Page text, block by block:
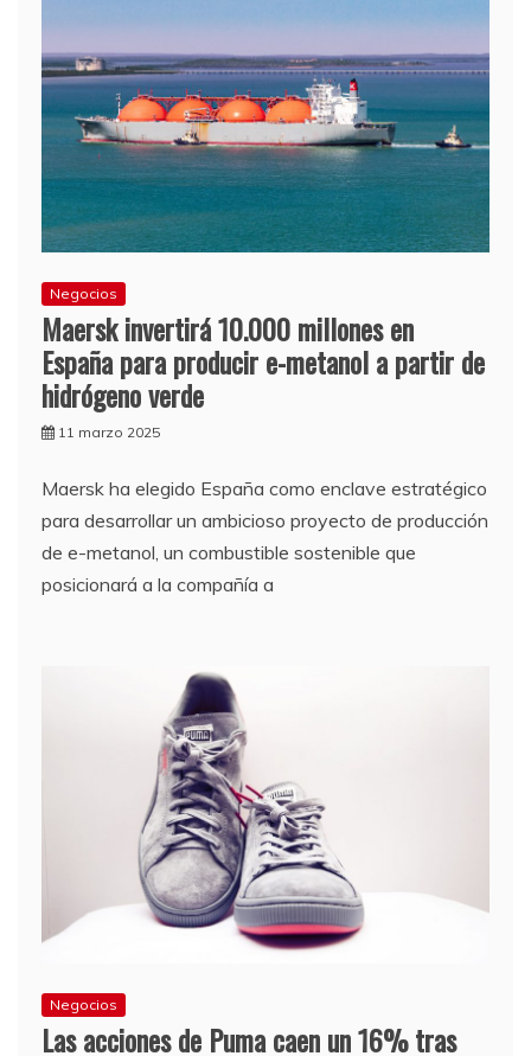
Negocios
Maersk invertirá 10.000 millones en
España para producir e-metanol a partir de
hidrógeno verde
11 marzo 2025
Maersk ha elegido España como enclave estratégico
para desarrollar un ambicioso proyecto de producción
de e-metanol, un combustible sostenible que
posicionará a la compañía a
Negocios
Las acciones de Puma caen un 16% tras